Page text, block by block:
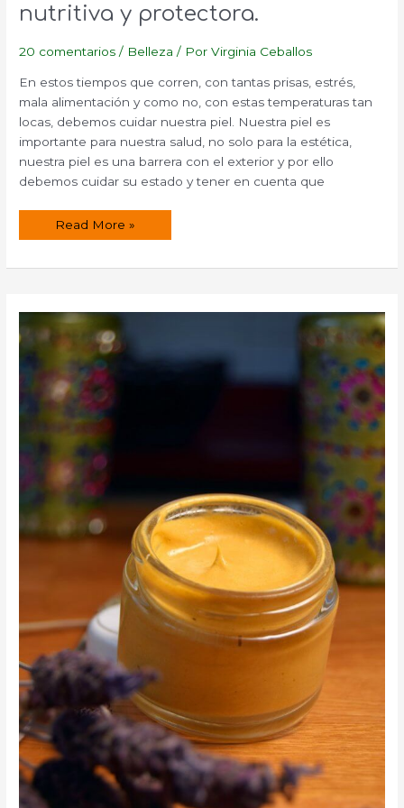
nutritiva y protectora.
20 comentarios / Belleza / PorVirginia Ceballos
En estos tiempos que corren, con tantas prisas, estrés,
mala alimentación y como no, con estas temperaturas tan
locas, debemos cuidar nuestra piel. Nuestra piel es
importante para nuestra salud, no solo para la estética,
nuestra piel es una barrera con el exterior y por ello
debemos cuidar su estado y tener en cuenta que
Receta
crema
Read More »